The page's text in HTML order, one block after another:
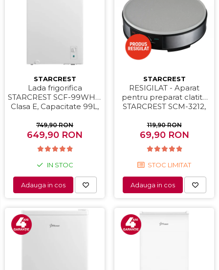
STARCREST
Lada frigorifica
STARCREST SCF-99WHE,
Clasa E, Capacitate 99L,
functie frigider,
Termostat reglabil, Alb
749,90 RON
649,90 RON
IN STOC
Adauga in cos
STARCREST
RESIGILAT - Aparat
pentru preparat clatite
STARCREST SCM-3212,
ceramic antiaderent, 30
cm, Inox / Negru
119,90 RON
69,90 RON
STOC LIMITAT
Adauga in cos